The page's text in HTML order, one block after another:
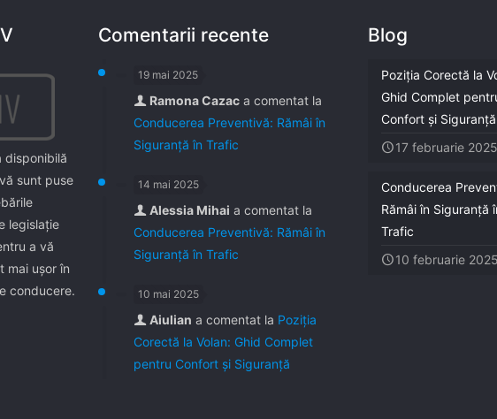
disponibilă
sunt puse
legislaţie
a vă
mai uşor în
conducere.
Comentarii recente
19 mai 2025
Ramona Cazac a comentat la
Conducerea Preventivă: Rămâi în
Siguranță în Trafic
14 mai 2025
Alessia Mihai a comentat la
Conducerea Preventivă: Rămâi în
Siguranță în Trafic
10 mai 2025
Aiulian a comentat la Poziția
Corectă la Volan: Ghid Complet
pentru Confort și Siguranță
Blog
Poziția Corectă la
Ghid Complet
Confort și Siguranță
17 februarie 2025
Conducerea
Rămâi în Siguranță
Trafic
10 februarie 2025